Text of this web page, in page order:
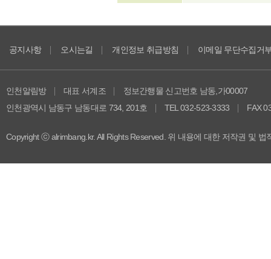
공지사항 오시는길 개인정보 취급방침 이메일 무단수집거
인천알림방 대표 서계조
정보간행물 신고번호 남동,가00007
인천광역시 남동구 남동대로 734, 201호
TEL 032-523-3333 FAX
Copyright ⓒ alrimbang.kr. All Rights Reserved. 위 내용에 대한 저작권 및